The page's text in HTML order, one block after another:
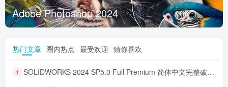
Adobe Photoshop 2024
PC
可完
热门文章 圈内热点 最受欢迎 猜你喜欢
1 SOLIDWORKS 2024 SP5.0 Full Premium 简体中文完整破解版